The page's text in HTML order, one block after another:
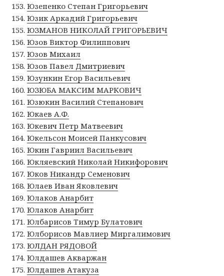
Юзепенко Степан Григорьевич
Юзик Аркадий Григорьевич
ЮЗМАНОВ НИКОЛАЙ ГРИГОРЬЕВИЧ
Юзов Виктор Филиппович
Юзов Михаил
Юзов Павел Дмитриевич
Юзункин Егор Васильевич
ЮЗЮБА МАКСИМ МАРКОВИЧ
Юзюкин Василий Степанович
Юкаев А.Ф.
Юкевич Петр Матвеевич
Юкельсон Моисей Панкусович
Юкин Гавриил Васильевич
Юкляевский Николай Никифорович
Юков Никандр Семенович
Юлаев Иван Яковлевич
Юлаков Анарбит
Юлаков Анарбит
Юлбарисов Тимур Булатович
Юлборисов Мавлиер Миргалимович
ЮЛДАН РЯДОВОЙ
Юлдашев Акваржан
Юлдашев Атакуза